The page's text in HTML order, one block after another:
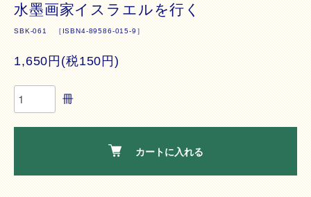
水墨画家イスラエルを行く
SBK-061 ［ISBN4-89586-015-9］
1,650円(税150円)
冊
カートに入れる